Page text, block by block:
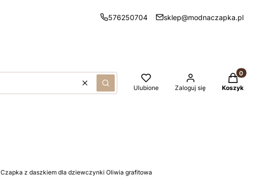
576250704 sklep@modnaczapka.pl
WyczyśćSzukaj Ulubione Zaloguj się
Produkty w
Koszyk
Czapka z daszkiem dla dziewczynki Oliwia grafitowa